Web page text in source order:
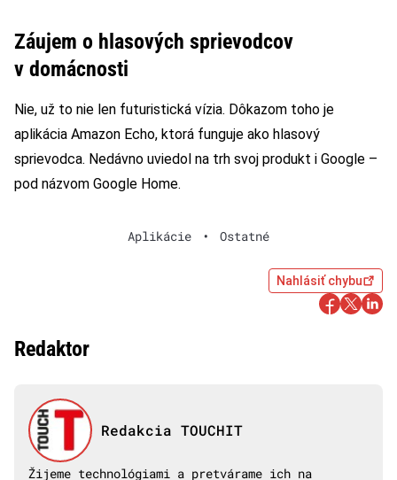
Záujem o hlasových sprievodcov
v domácnosti
Nie, už to nie len futuristická vízia. Dôkazom toho je
aplikácia Amazon Echo, ktorá funguje ako hlasový
sprievodca. Nedávno uviedol na trh svoj produkt i Google –
pod názvom Google Home.
Aplikácie • Ostatné
Nahlásiť chybu
Redaktor
Redakcia TOUCHIT
Žijeme technológiami a pretvárame ich na